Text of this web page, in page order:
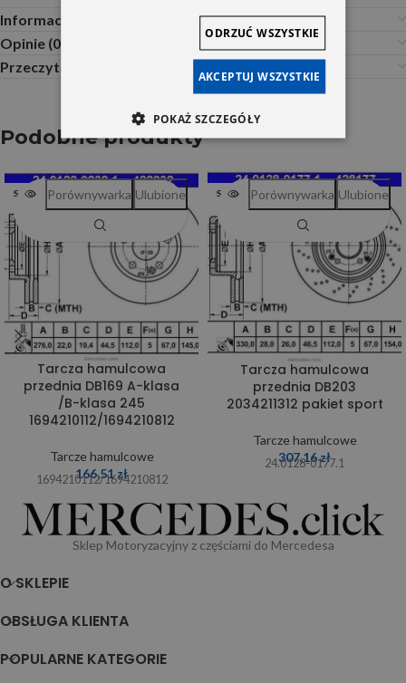
Informacje dodatkowe
Opinie (0)
Przeczytaj Przed Zakupem
Podobne produkty
SOLD OUT
Tarcza hamulcowa
przednia DB169 A-klasa
/B-klasa 245
1694210112/1694210812
Tarcze hamulcowe
166,51zł
1694210112/1694210812
Porównywarka Ulubione SOLD OUT
Tarcza hamulcowa
przednia DB203
2034211312 pakiet sport
Tarcze hamulcowe
307,16zł
24.0128-0177.1
Porównywarka Ulubione
Sklep Motoryzacyjny z częściami do Mercedesa
O SKLEPIE
OBSŁUGA KLIENTA
POPULARNE KATEGORIE
AKCEPTUJ WSZYSTKIE
ODRZUĆ WSZYSTKIE
POKAŻ SZCZEGÓŁY